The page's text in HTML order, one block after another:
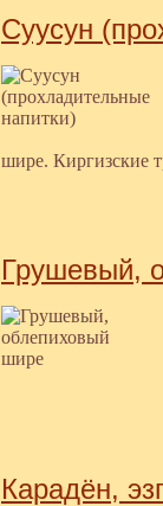
Суусун
шире. Киргизские
Грушевый,
Карадён,